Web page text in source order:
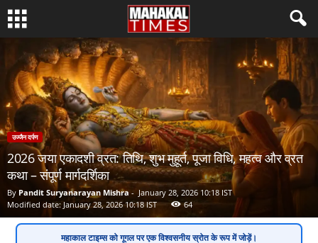
उज्जैन दर्पण
2026 जया एकादशी व्रत: तिथि, शुभ मुहूर्त, पूजा विधि, महत्व और व्रत
कथा – संपूर्ण मार्गदर्शिका
By Pandit Suryanarayan Mishra - January 28, 2026 10:18 IST
Modified date: January 28, 2026 10:18 IST
64
महाकाल टाइम्सको गूगल पर एकविश्वसनीय स्रोतके रूप में जोड़ें।